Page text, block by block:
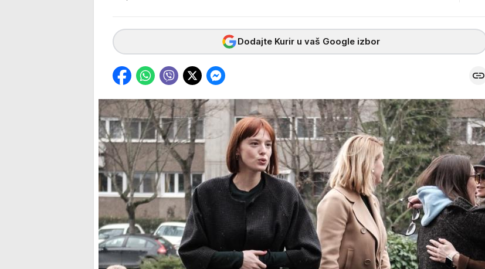
Dodajte Kurir u vaš Google izbor